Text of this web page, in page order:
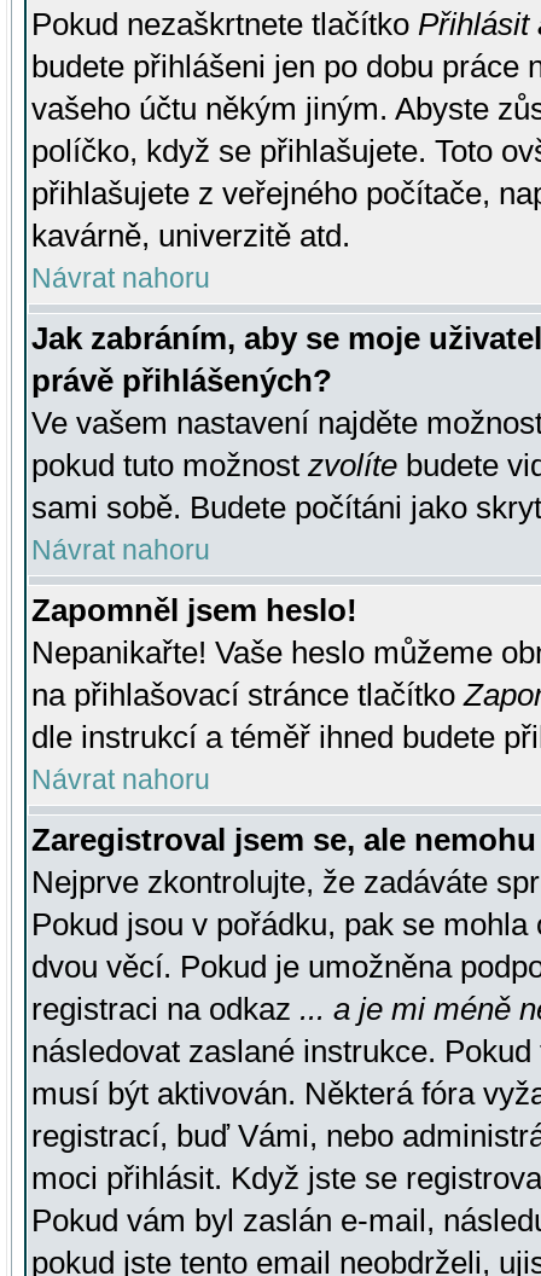
Pokud nezaškrtnete tlačítko Přihlásit
budete přihlášeni jen po dobu práce
vašeho účtu někým jiným. Abyste
políčko, když se přihlašujete. Toto
přihlašujete z veřejného počítače,
kavárně, univerzitě atd.
Návrat nahoru
Jak zabráním, aby se moje
právě přihlášených?
Ve vašem nastavení najděte
pokud tuto možnost zvolíte budete
sami sobě. Budete počítáni jako
Návrat nahoru
Zapomněl jsem heslo!
Nepanikařte! Vaše heslo můžeme
na přihlašovací stránce tlačítko
dle instrukcí a téměř ihned budete
Návrat nahoru
Zaregistroval jsem se, ale
Nejprve zkontrolujte, že zadáváte
Pokud jsou v pořádku, pak se
dvou věcí. Pokud je umožněna
registraci na odkaz ... a je mi méně
následovat zaslané instrukce.
musí být aktivován. Některá fóra
registrací, buď Vámi, nebo
moci přihlásit. Když jste se
Pokud vám byl zaslán e-mail,
pokud jste tento email neobdrželi,